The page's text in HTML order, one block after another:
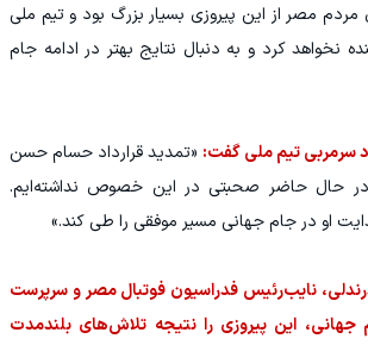
مصر از این پیروزی بسیار بزرگ بود و تیم ملی
نخواهد کرد و به دنبال نتایج بهتر در ادامه جام
سرمربی تیم ملی گفت: «تمدید قرارداد حسام حسن
در حال حاضر صحبتی در این خصوص نداشته‌ایم.
او در جام جهانی مسیر موفقی را طی کند.»
نایب‌رئیس فدراسیون فوتبال مصر و سرپرست
جهانی، این پیروزی را نتیجه تلاش‌های بلندمدت